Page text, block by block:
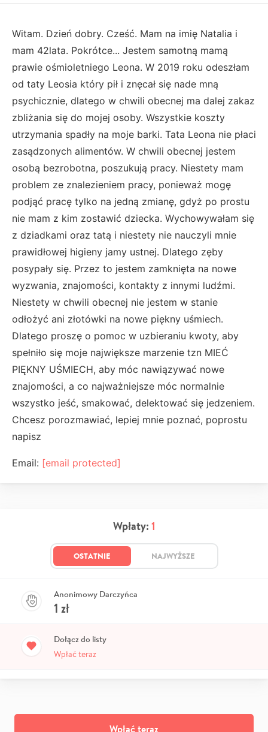
Witam. Dzień dobry. Cześć. Mam na imię Natalia i
mam 42lata. Pokrótce... Jestem samotną mamą
prawie ośmioletniego Leona. W 2019 roku odeszłam
od taty Leosia który pił i znęcał się nade mną
psychicznie, dlatego w chwili obecnej ma dalej zakaz
zbliżania się do mojej osoby. Wszystkie koszty
utrzymania spadły na moje barki. Tata Leona nie płaci
zasądzonych alimentów. W chwili obecnej jestem
osobą bezrobotna, poszukują pracy. Niestety mam
problem ze znalezieniem pracy, ponieważ mogę
podjąć pracę tylko na jedną zmianę, gdyż po prostu
nie mam z kim zostawić dziecka. Wychowywałam się
z dziadkami oraz tatą i niestety nie nauczyli mnie
prawidłowej higieny jamy ustnej. Dlatego zęby
posypały się. Przez to jestem zamknięta na nowe
wyzwania, znajomości, kontakty z innymi ludźmi.
Niestety w chwili obecnej nie jestem w stanie
odłożyć ani złotówki na nowe piękny uśmiech.
Dlatego proszę o pomoc w uzbieraniu kwoty, aby
spełniło się moje największe marzenie tzn MIEĆ
PIĘKNY UŚMIECH, aby móc nawiązywać nowe
znajomości, a co najważniejsze móc normalnie
wszystko jeść, smakować, delektować się jedzeniem.
Chcesz porozmawiać, lepiej mnie poznać, poprostu
napisz
Email: [email protected]
Wpłaty: 1
OSTATNIE NAJWYŻSZE
Anonimowy Darczyńca
1 zł
Dołącz do listy
Wpłać teraz
Wpłać teraz